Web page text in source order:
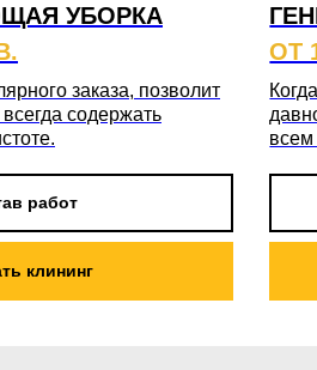
УБОРКА
заказа, позволит
содержать
работ
клининг
ОТ
всем